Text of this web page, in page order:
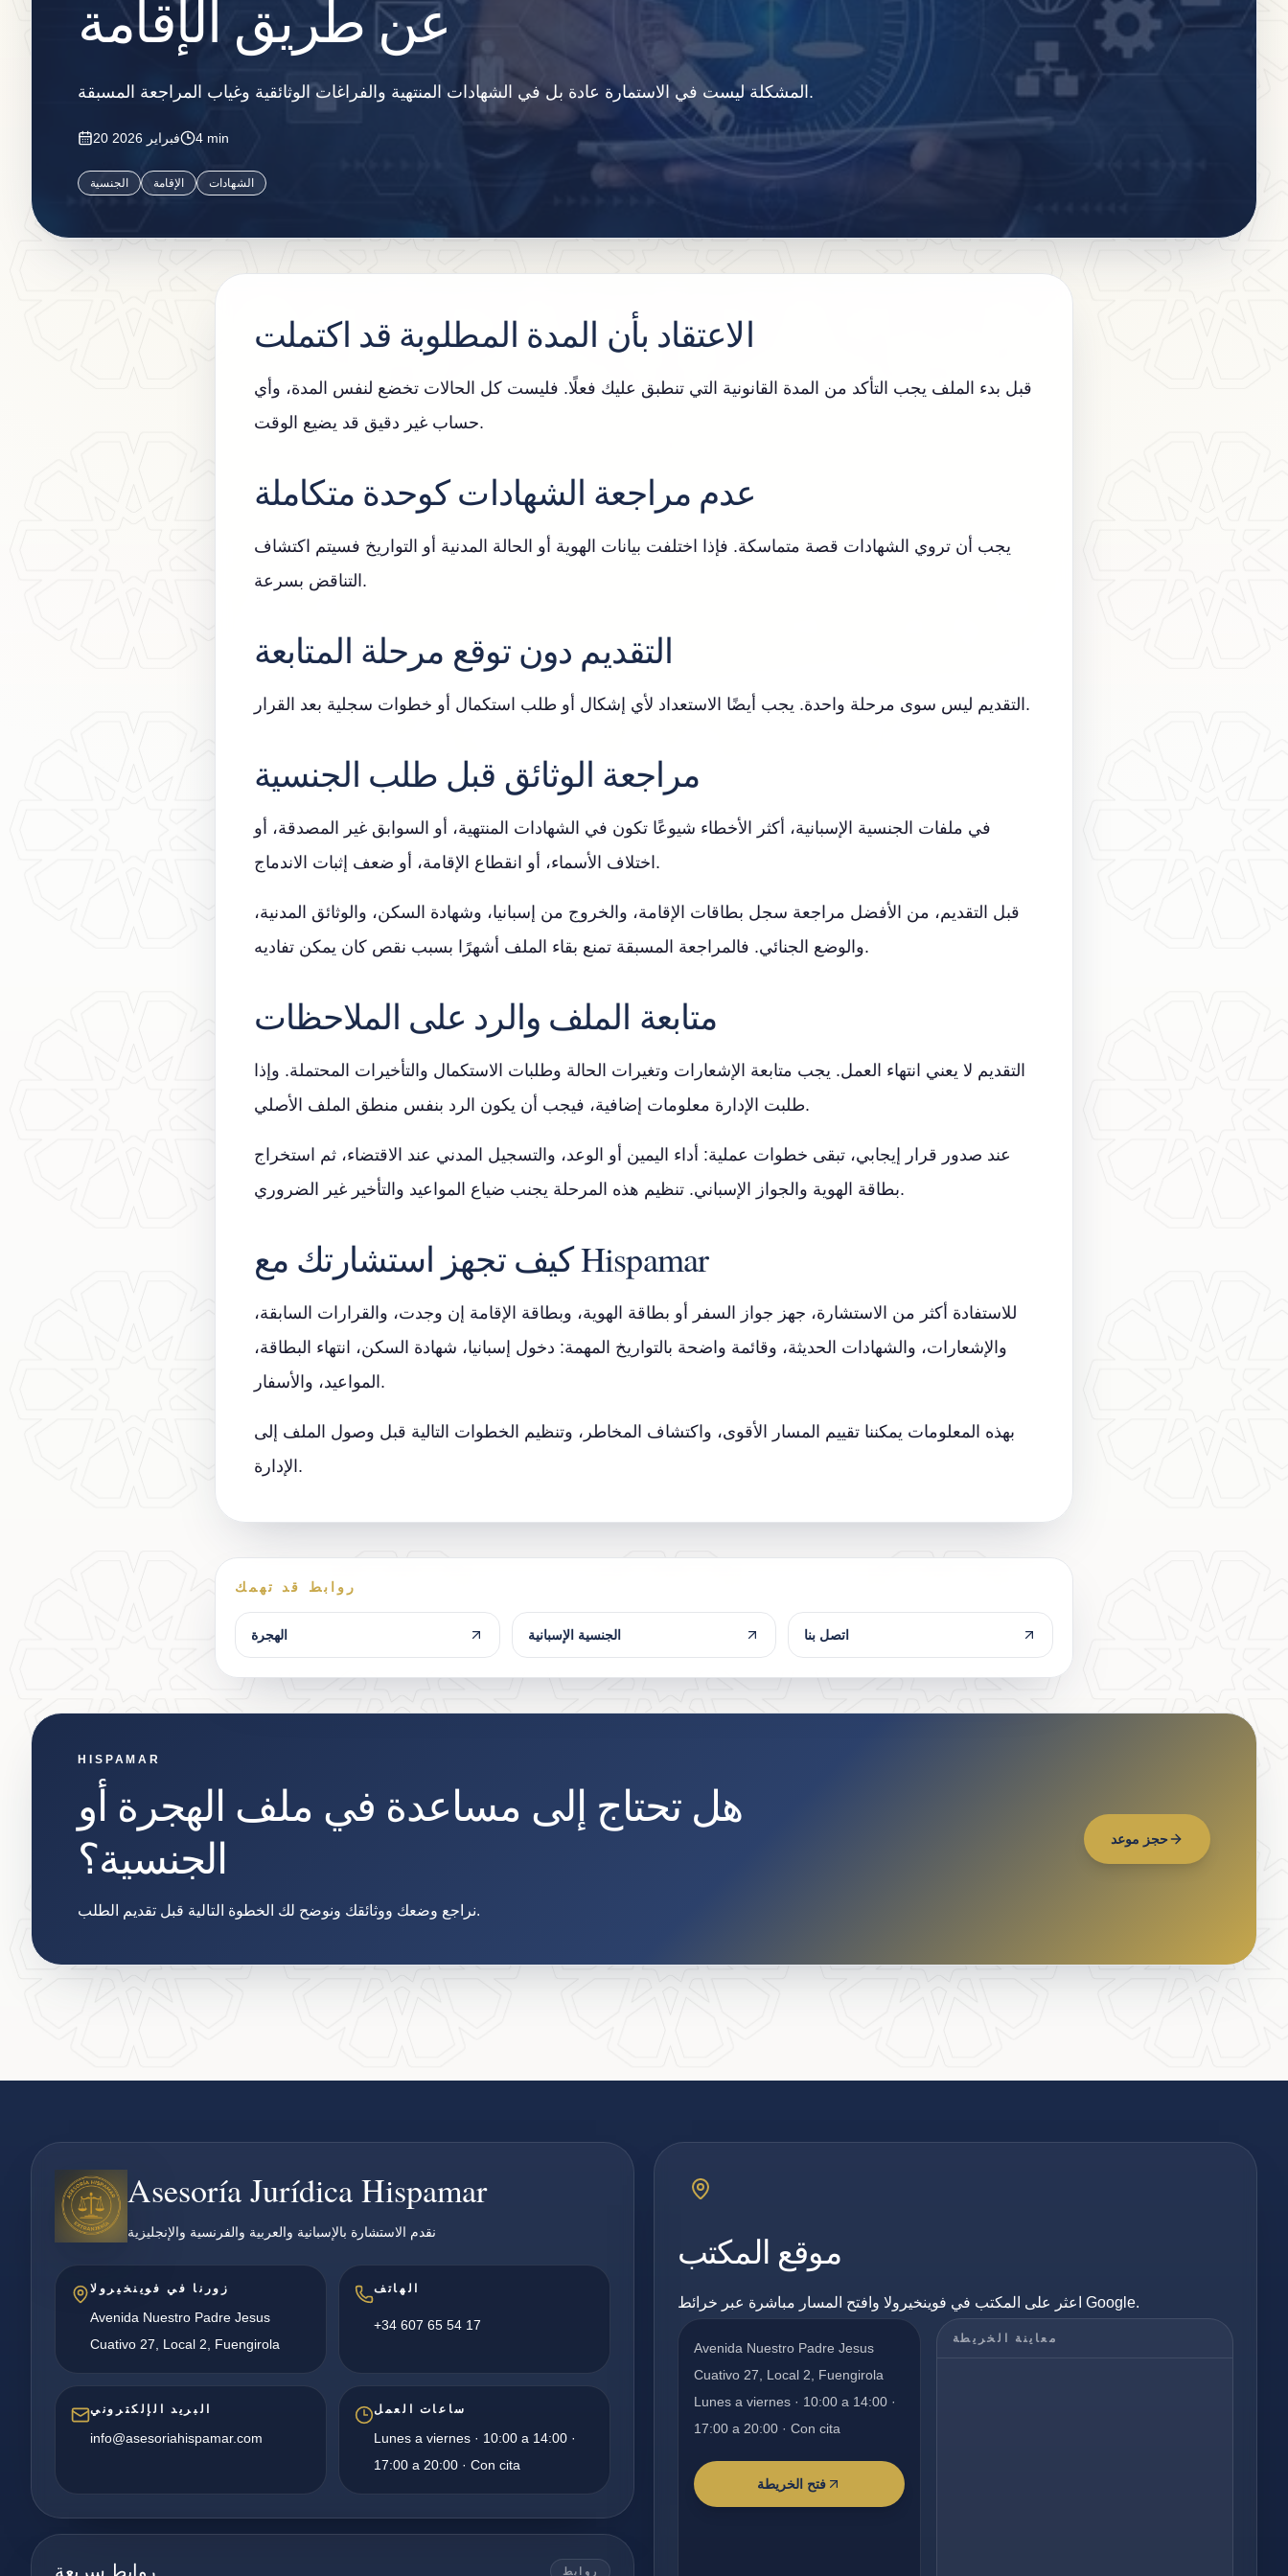
عن طريق الإقامة
المشكلة ليست في الاستمارة عادة بل في الشهادات المنتهية والفراغات الوثائقية وغياب المراجعة المسبقة.
20 فبراير 2026 4 min
الجنسية الإقامة الشهادات
الاعتقاد بأن المدة المطلوبة قد اكتملت
قبل بدء الملف يجب التأكد من المدة القانونية التي تنطبق عليك فعلًا. فليست كل الحالات تخضع لنفس المدة، وأي
حساب غير دقيق قد يضيع الوقت.
عدم مراجعة الشهادات كوحدة متكاملة
يجب أن تروي الشهادات قصة متماسكة. فإذا اختلفت بيانات الهوية أو الحالة المدنية أو التواريخ فسيتم اكتشاف
التناقض بسرعة.
التقديم دون توقع مرحلة المتابعة
التقديم ليس سوى مرحلة واحدة. يجب أيضًا الاستعداد لأي إشكال أو طلب استكمال أو خطوات سجلية بعد القرار.
مراجعة الوثائق قبل طلب الجنسية
في ملفات الجنسية الإسبانية، أكثر الأخطاء شيوعًا تكون في الشهادات المنتهية، أو السوابق غير المصدقة، أو
اختلاف الأسماء، أو انقطاع الإقامة، أو ضعف إثبات الاندماج.
قبل التقديم، من الأفضل مراجعة سجل بطاقات الإقامة، والخروج من إسبانيا، وشهادة السكن، والوثائق المدنية،
والوضع الجنائي. فالمراجعة المسبقة تمنع بقاء الملف أشهرًا بسبب نقص كان يمكن تفاديه.
متابعة الملف والرد على الملاحظات
التقديم لا يعني انتهاء العمل. يجب متابعة الإشعارات وتغيرات الحالة وطلبات الاستكمال والتأخيرات المحتملة. وإذا
طلبت الإدارة معلومات إضافية، فيجب أن يكون الرد بنفس منطق الملف الأصلي.
عند صدور قرار إيجابي، تبقى خطوات عملية: أداء اليمين أو الوعد، والتسجيل المدني عند الاقتضاء، ثم استخراج
بطاقة الهوية والجواز الإسباني. تنظيم هذه المرحلة يجنب ضياع المواعيد والتأخير غير الضروري.
كيف تجهز استشارتك مع Hispamar
للاستفادة أكثر من الاستشارة، جهز جواز السفر أو بطاقة الهوية، وبطاقة الإقامة إن وجدت، والقرارات السابقة،
والإشعارات، والشهادات الحديثة، وقائمة واضحة بالتواريخ المهمة: دخول إسبانيا، شهادة السكن، انتهاء البطاقة،
المواعيد، والأسفار.
بهذه المعلومات يمكننا تقييم المسار الأقوى، واكتشاف المخاطر، وتنظيم الخطوات التالية قبل وصول الملف إلى
الإدارة.
روابط قد تهمك
الهجرة الجنسية الإسبانية اتصل بنا
HISPAMAR
هل تحتاج إلى مساعدة في ملف الهجرة أو
الجنسية؟
نراجع وضعك ووثائقك ونوضح لك الخطوة التالية قبل تقديم الطلب.
حجز موعد
Asesoría Jurídica Hispamar
نقدم الاستشارة بالإسبانية والعربية والفرنسية والإنجليزية
زورنا في فوينخيرولا
Avenida Nuestro Padre Jesus
Cuativo 27, Local 2, Fuengirola
الهاتف
+34 607 65 54 17
البريد الإلكتروني
info@asesoriahispamar.com
ساعات العمل
Lunes a viernes · 10:00 a 14:00 ·
17:00 a 20:00 · Con cita
روابط سريعة روابط
موقع المكتب
اعثر على المكتب في فوينخيرولا وافتح المسار مباشرة عبر خرائط Google.
Avenida Nuestro Padre Jesus
Cuativo 27, Local 2, Fuengirola
Lunes a viernes · 10:00 a 14:00 ·
17:00 a 20:00 · Con cita
فتح الخريطة
معاينة الخريطة